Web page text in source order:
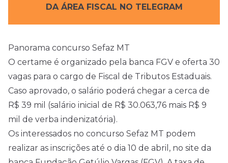
DA ÁREA FISCAL NO TELEGRAM
Panorama concurso Sefaz MT
O certame é organizado pela banca FGV e oferta 30
vagas para o cargo de Fiscal de Tributos Estaduais.
Caso aprovado, o salário poderá chegar a cerca de
R$ 39 mil (salário inicial de R$ 30.063,76 mais R$ 9
mil de verba indenizatória).
Os interessados no concurso Sefaz MT podem
realizar as inscrições até o dia 10 de abril, no site da